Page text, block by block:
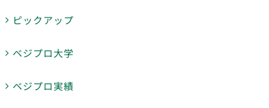
ピックアップ
ベジプロ大学
ベジプロ実績